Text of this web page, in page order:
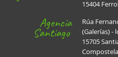
15404
Agencia
Santiago
Rúa
(Galerías) -
15705
Compostela